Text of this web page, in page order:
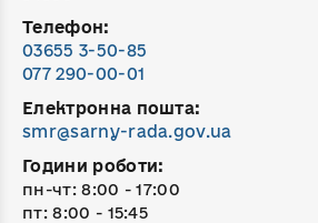
Телефон:
03655 3-50-85
077 290-00-01
Електронна пошта:
smr@sarny-rada.gov.ua
Години роботи:
пн-чт: 8:00 - 17:00
пт: 8:00 - 15:45